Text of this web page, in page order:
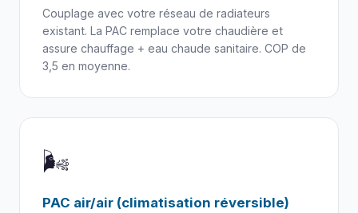
Couplage avec votre réseau de radiateurs
existant. La PAC remplace votre chaudière et
assure chauffage + eau chaude sanitaire. COP de
3,5 en moyenne.
🌬️
PAC air/air (climatisation réversible)